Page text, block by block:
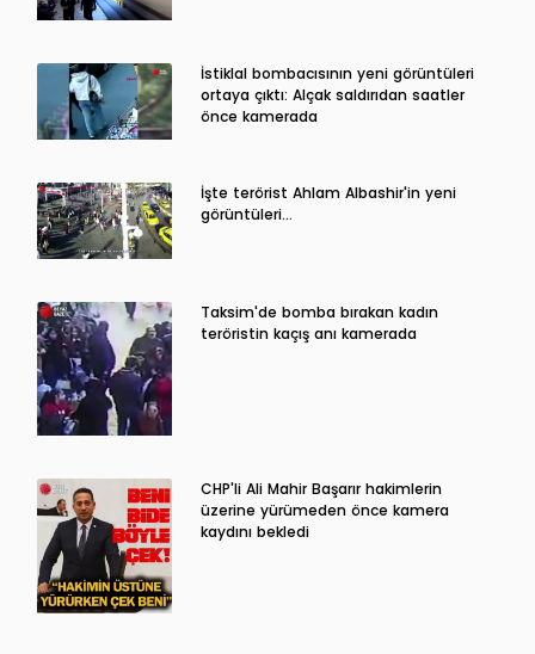
İstiklal bombacısının yeni görüntüleri
ortaya çıktı: Alçak saldırıdan saatler
önce kamerada
İşte terörist Ahlam Albashir'in yeni
görüntüleri…
Taksim'de bomba bırakan kadın
teröristin kaçış anı kamerada
CHP'li Ali Mahir Başarır hakimlerin
üzerine yürümeden önce kamera
kaydını bekledi